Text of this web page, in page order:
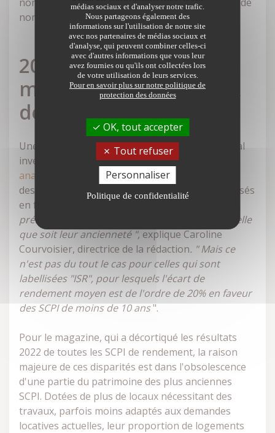
nombreuses disparités.
20 % de rendement en
moins pour les SCPI ISR
de plus de 10 ans
Une étude réalisée par le magazine en ligne idéal
investisseur.fr, connu notamment pour son
analyse comparative des SCPI du marché
des écarts conséquents au sein des fonds labellisés
en fonction de leur âge. "
présentent un rendement moyen identique quelle
que soit leur ancienneté ", explique Caroline
Courvoisier, directrice de la rédaction. " Mais ce
n'est pas du tout le cas pour celles qui sont
labellisées "ISR", pour lesquels l'écart de
rendement moyen est de l'ordre de 20% en faveur
des SCPI de moins de 10 ans".
Pour le magazine, qui a décortiqué les résultats
2022 de toutes les SCPI de rendement, la raison
majeure de ces disparités est dans l'obsolescence
d'une partie du patrimoine des plus anciennes
SCPI. Dotées de plus de locaux nécessitant des
travaux, parfois moins adaptés aux demandes
locatives actuelles, leur proportion de logements
médias sociaux et d'analyser notre trafic.
Nous partageons également des
informations sur l'utilisation de notre site
avec nos partenaires de médias sociaux et
d'analyse, qui peuvent combiner celles-ci
avec d'autres informations que vous leur
avez fournies ou qu'ils ont collectées lors
de votre utilisation de leurs services.
Pour en savoir plus sur notre politique de
protection des données
OK, tout accepter
Tout refuser
Personnaliser
Politique de confidentialité